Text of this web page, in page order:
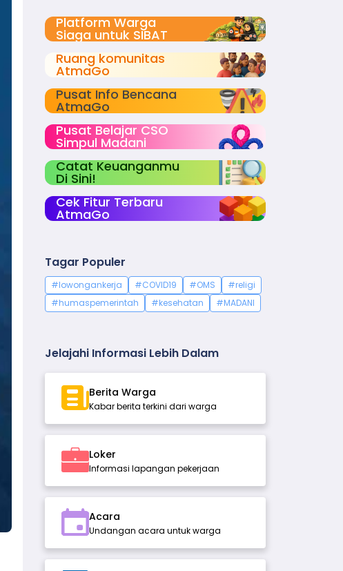
Platform Warga
Siaga untuk SIBAT
Ruang komunitas
AtmaGo
Pusat Info Bencana
AtmaGo
Pusat Belajar CSO
Simpul Madani
Catat Keuanganmu
Di Sini!
Cek Fitur Terbaru
AtmaGo
Tagar Populer
#lowongankerja #COVID19 #OMS
#religi
#humaspemerintah
#kesehatan #MADANI
Jelajahi Informasi Lebih Dalam
Berita Warga
Kabar berita terkini dari warga
Loker
Informasi lapangan pekerjaan
Acara
Undangan acara untuk warga